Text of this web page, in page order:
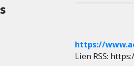
https://
Lien RSS: